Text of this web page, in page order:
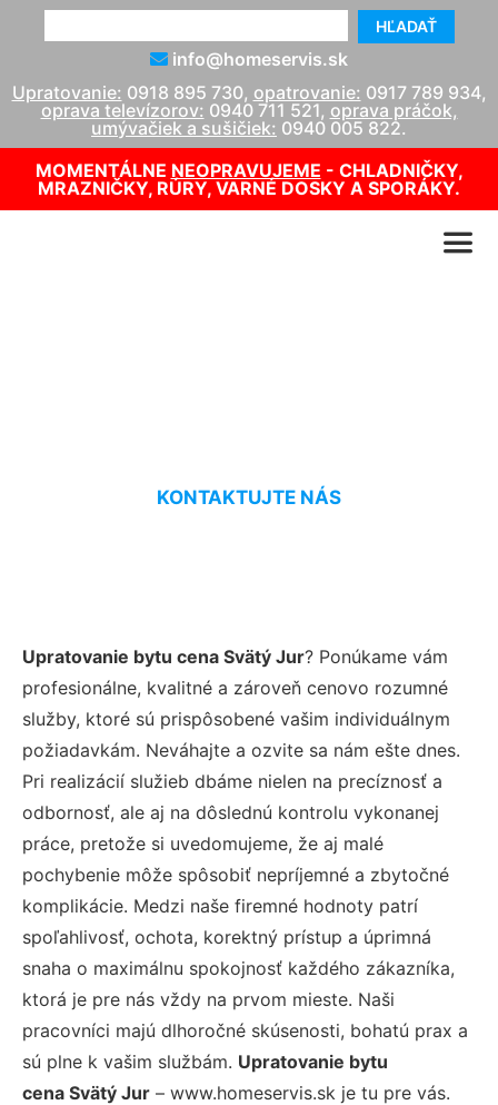
HĽADAŤ
info@homeservis.sk
Upratovanie: 0918 895 730, opatrovanie: 0917 789 934,
oprava televízorov: 0940 711 521, oprava práčok,
umývačiek a sušičiek: 0940 005 822.
MOMENTÁLNE NEOPRAVUJEME - CHLADNIČKY,
MRAZNIČKY, RÚRY, VARNÉ DOSKY A SPORÁKY.
KONTAKTUJTE NÁS
Upratovanie bytu cena Svätý Jur? Ponúkame vám
profesionálne, kvalitné a zároveň cenovo rozumné
služby, ktoré sú prispôsobené vašim individuálnym
požiadavkám. Neváhajte a ozvite sa nám ešte dnes.
Pri realizácií služieb dbáme nielen na precíznosť a
odbornosť, ale aj na dôslednú kontrolu vykonanej
práce, pretože si uvedomujeme, že aj malé
pochybenie môže spôsobiť nepríjemné a zbytočné
komplikácie. Medzi naše firemné hodnoty patrí
spoľahlivosť, ochota, korektný prístup a úprimná
snaha o maximálnu spokojnosť každého zákazníka,
ktorá je pre nás vždy na prvom mieste. Naši
pracovníci majú dlhoročné skúsenosti, bohatú prax a
sú plne k vašim službám. Upratovanie bytu
cena Svätý Jur – www.homeservis.sk je tu pre vás.